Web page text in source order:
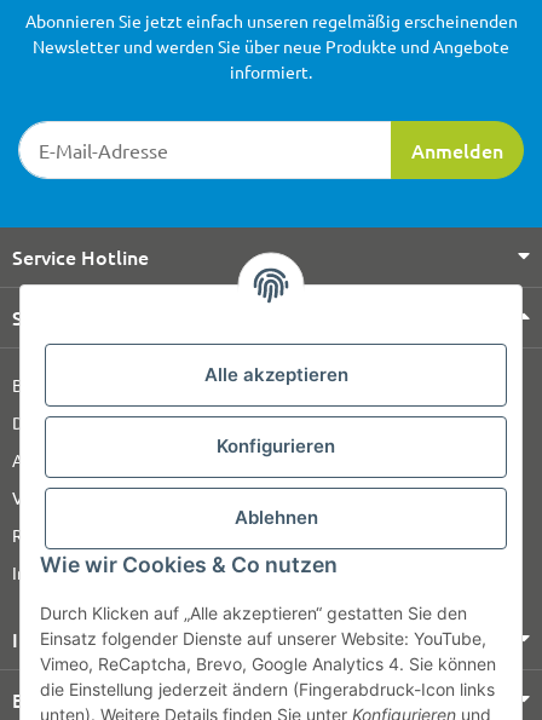
Alle akzeptieren
Konfigurieren
Ablehnen
Wie wir Cookies & Co nutzen
Durch Klicken auf „Alle akzeptieren“ gestatten Sie den
Einsatz folgender Dienste auf unserer Website: YouTube,
Vimeo, ReCaptcha, Brevo, Google Analytics 4. Sie können
die Einstellung jederzeit ändern (Fingerabdruck-Icon links
unten). Weitere Details finden Sie unter Konfigurieren und
Newsletter-Registrierung
Anmelden
Abonnieren Sie jetzt einfach unseren regelmäßig erscheinenden
Newsletter und werden Sie über neue Produkte und Angebote
informiert.
Service Hotline
Shop Service
Barrierefreiheitserklärung
Datenschutz
AGB
Versandinformationen
Retour
Impressum
Informationen
Bezahlung & Versand